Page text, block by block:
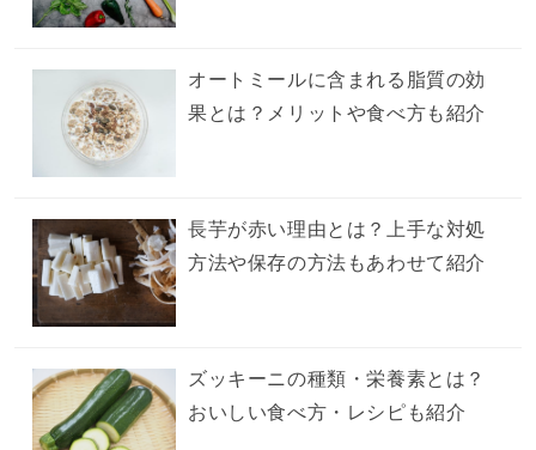
オートミールに含まれる脂質の効
果とは？メリットや食べ方も紹介
長芋が赤い理由とは？上手な対処
方法や保存の方法もあわせて紹介
ズッキーニの種類・栄養素とは？
おいしい食べ方・レシピも紹介